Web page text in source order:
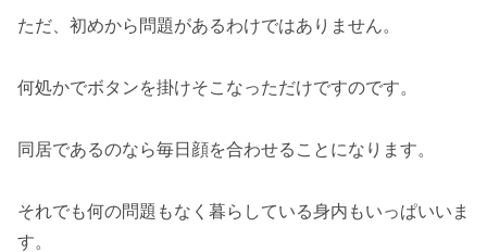
ただ、初めから問題があるわけではありません。
何処かでボタンを掛けそこなっただけですのです。
同居であるのなら毎日顔を合わせることになります。
それでも何の問題もなく暮らしている身内もいっぱいいま
す。